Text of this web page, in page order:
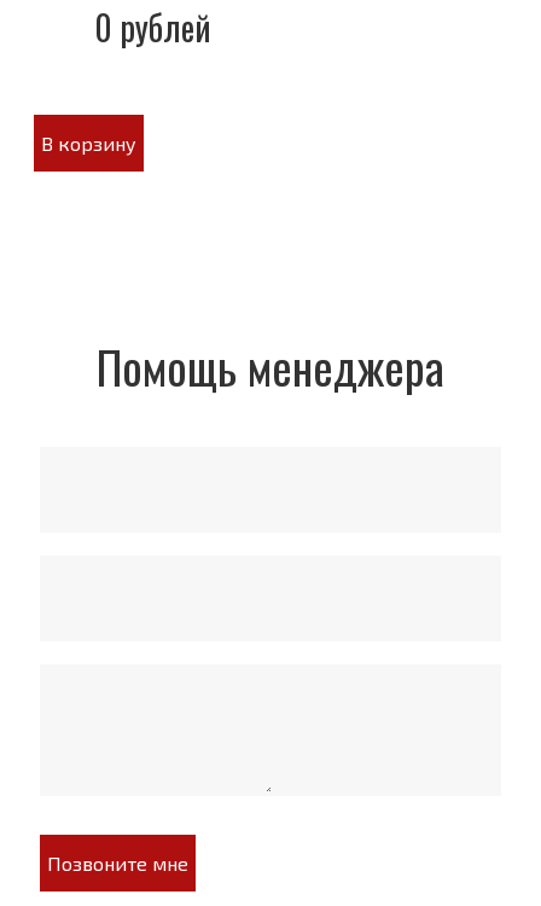
0 рублей
В корзину
Помощь менеджера
Позвоните мне